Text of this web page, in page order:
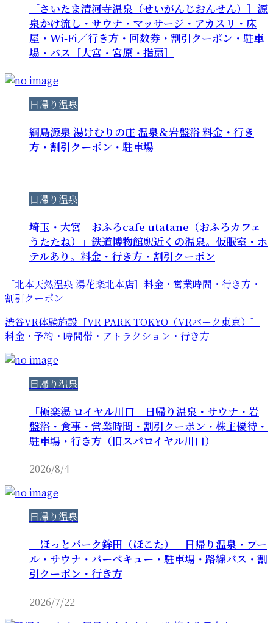
［さいたま清河寺温泉（せいがんじおんせん）］源
泉かけ流し・サウナ・マッサージ・アカスリ・床
屋・Wi-Fi／行き方・回数券・割引クーポン・駐車
場・バス［大宮・宮原・指扇］
日帰り温泉
綱島源泉 湯けむりの庄 温泉＆岩盤浴 料金・行き
方・割引クーポン・駐車場
日帰り温泉
埼玉・大宮「おふろcafe utatane（おふろカフェ
うたたね）」鉄道博物館駅近くの温泉。仮眠室・ホ
テルあり。料金・行き方・割引クーポン
［北本天然温泉 湯花楽北本店］料金・営業時間・行き方・
割引クーポン
渋谷VR体験施設［VR PARK TOKYO（VRパーク東京）］
料金・予約・時間帯・アトラクション・行き方
日帰り温泉
「極楽湯 ロイヤル川口」日帰り温泉・サウナ・岩
盤浴・食事・営業時間・割引クーポン・株主優待・
駐車場・行き方（旧スパロイヤル川口）
2026/8/4
日帰り温泉
［ほっとパーク鉾田（ほこた）］日帰り温泉・プー
ル・サウナ・バーベキュー・駐車場・路線バス・割
引クーポン・行き方
2026/7/22